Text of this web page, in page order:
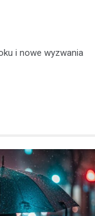
i nowe wyzwania